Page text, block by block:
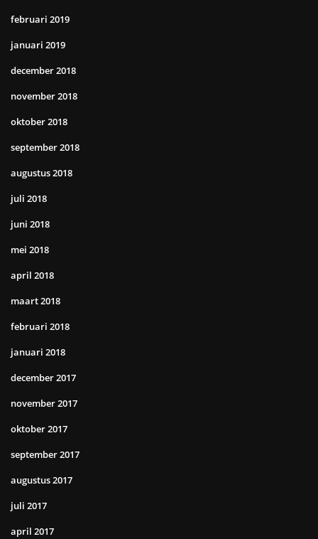
februari 2019
januari 2019
december 2018
november 2018
oktober 2018
september 2018
augustus 2018
juli 2018
juni 2018
mei 2018
april 2018
maart 2018
februari 2018
januari 2018
december 2017
november 2017
oktober 2017
september 2017
augustus 2017
juli 2017
april 2017